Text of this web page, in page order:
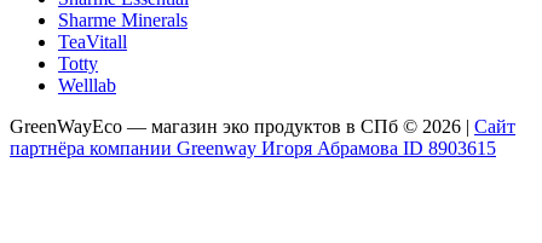
Sharme Minerals
TeaVitall
Totty
Welllab
GreenWayEco — магазин эко продуктов в СПб © 2026 | Сайт
партнёра компании Greenway Игоря Абрамова ID 8903615